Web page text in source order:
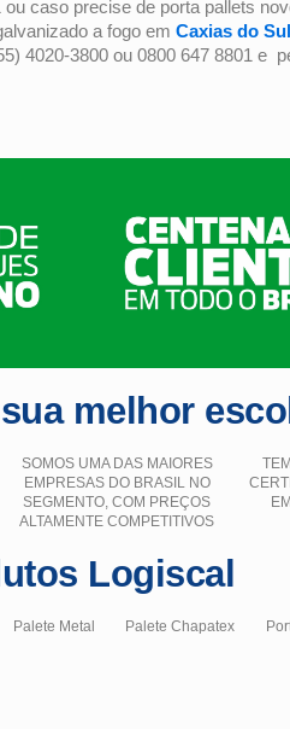
ou caso precise de porta pallets
a fogo em Caxias do
4020-3800 ou 0800 647 8801 e
melhor
SOMOS UMA DAS MAIORES
EMPRESAS DO BRASIL NO
SEGMENTO, COM PREÇOS
ALTAMENTE COMPETITIVOS
Logiscal
Palete Metal Palete Chapatex